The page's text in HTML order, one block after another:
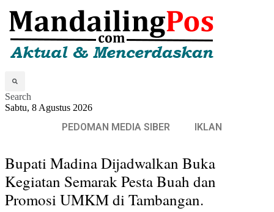
Search
Sabtu, 8 Agustus 2026
PEDOMAN MEDIA SIBER IKLAN
Bupati Madina Dijadwalkan Buka
Kegiatan Semarak Pesta Buah dan
Promosi UMKM di Tambangan.